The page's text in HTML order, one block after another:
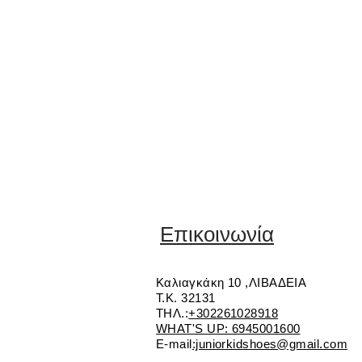
Επικοινωνία
Καλιαγκάκη 10 ,ΛΙΒΑΔΕΙΑ
Τ.Κ. 32131
ΤΗΛ.:+302261028918
WHAT'S UP: 6945001600
E-mail:juniorkidshoes@gmail.com